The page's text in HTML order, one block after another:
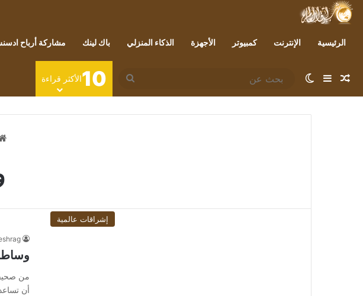
الرئيسية الإنترنت كمبيوتر الأجهزة الذكاء المنزلي باك لينك مشاركة أرباح
مقال عشوائي
إضافة عمود جانبي
الوضع المظلم
بحث
عن
10الأكثر قراءة
إشراقات عالمية
أن